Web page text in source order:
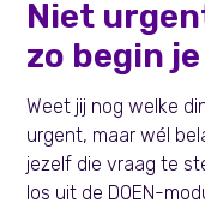
Niet
zo begin
Weet jij nog welke
urgent, maar wél
jezelf die vraag te
los uit de DOEN-